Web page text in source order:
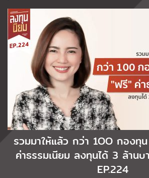
รวมมาให้แล้ว กว่า 1OO กองทุ
ค่าธรรมเนียม ลงทุนได้ 3 ล้าน
EP.224